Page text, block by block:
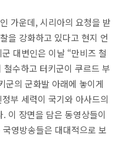
가운데, 시리아의 요청을 받
을 강화하고 있다고 현지 언
대변인은 이날 “만비즈 철
수하고 터키군이 쿠르드 부
군의 군화발 아래에 놓이게
부 세력이 국기와 아사드의
이 장면을 담은 동영상들이
영방송들은 대대적으로 보